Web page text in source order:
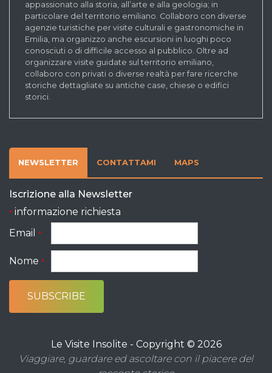
appassionato alla storia, all’arte e alla geologia; in
particolare del territorio emiliano. Collaboro con diverse
agenzie turistiche per visite culturali e gastronomiche in
Emilia, ma organizzo anche escursioni in luoghi poco
conosciuti o di difficile accesso al pubblico. Oltre ad
organizzare visite guidate sul territorio emiliano,
collaboro con privati o diverse realtà per fare ricerche
storiche dettagliate su antiche case, chiese o edifici
storici.
NEWSLETTER CONTATTAMI MAPS
Iscrizione alla Newsletter
* informazione richiesta
Email
*
Nome *
Le Visite Insolite - Copyright © 2026
Viaggiare, guardare ed ascoltare con il piacere del